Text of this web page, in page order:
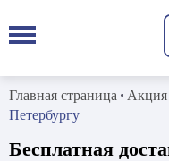
Главная страница Акция
Петербургу
Бесплатная